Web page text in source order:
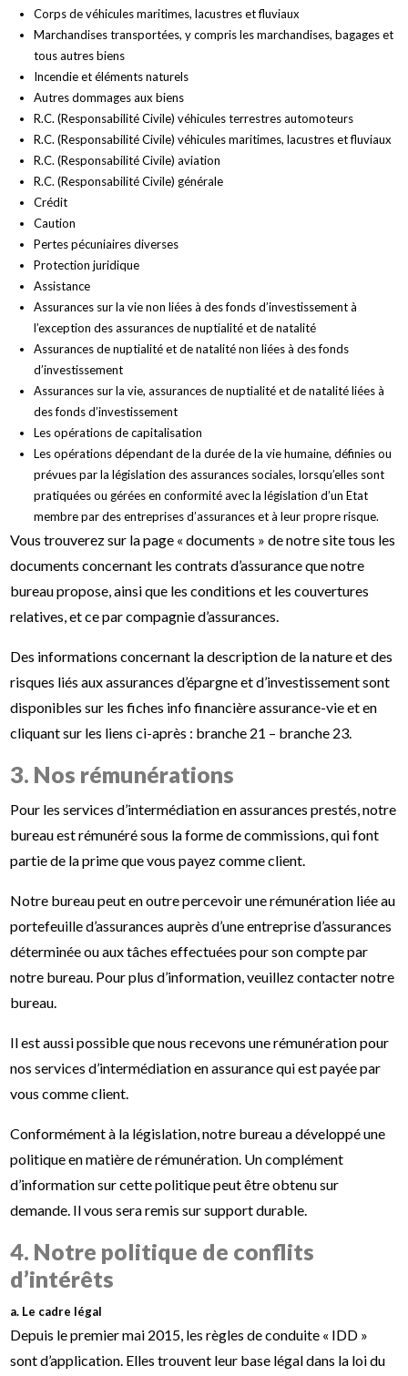
Corps de véhicules maritimes, lacustres et fluviaux
Marchandises transportées, y compris les marchandises, bagages et
tous autres biens
Incendie et éléments naturels
Autres dommages aux biens
R.C. (Responsabilité Civile) véhicules terrestres automoteurs
R.C. (Responsabilité Civile) véhicules maritimes, lacustres et fluviaux
R.C. (Responsabilité Civile) aviation
R.C. (Responsabilité Civile) générale
Crédit
Caution
Pertes pécuniaires diverses
Protection juridique
Assistance
Assurances sur la vie non liées à des fonds d’investissement à
l’exception des assurances de nuptialité et de natalité
Assurances de nuptialité et de natalité non liées à des fonds
d’investissement
Assurances sur la vie, assurances de nuptialité et de natalité liées à
des fonds d’investissement
Les opérations de capitalisation
Les opérations dépendant de la durée de la vie humaine, définies ou
prévues par la législation des assurances sociales, lorsqu’elles sont
pratiquées ou gérées en conformité avec la législation d’un Etat
membre par des entreprises d’assurances et à leur propre risque.
Vous trouverez sur la page « documents » de notre site tous les
documents concernant les contrats d’assurance que notre
bureau propose, ainsi que les conditions et les couvertures
relatives, et ce par compagnie d’assurances.
Des informations concernant la description de la nature et des
risques liés aux assurances d’épargne et d’investissement sont
disponibles sur les fiches info financière assurance-vie et en
cliquant sur les liens ci-après : branche 21 – branche 23.
3. Nos rémunérations
Pour les services d’intermédiation en assurances prestés, notre
bureau est rémunéré sous la forme de commissions, qui font
partie de la prime que vous payez comme client.
Notre bureau peut en outre percevoir une rémunération liée au
portefeuille d’assurances auprès d’une entreprise d’assurances
déterminée ou aux tâches effectuées pour son compte par
notre bureau. Pour plus d’information, veuillez contacter notre
bureau.
Il est aussi possible que nous recevons une rémunération pour
nos services d’intermédiation en assurance qui est payée par
vous comme client.
Conformément à la législation, notre bureau a développé une
politique en matière de rémunération. Un complément
d’information sur cette politique peut être obtenu sur
demande. Il vous sera remis sur support durable.
4. Notre politique de conflits
d’intérêts
a. Le cadre légal
Depuis le premier mai 2015, les règles de conduite « IDD »
sont d’application. Elles trouvent leur base légal dans la loi du